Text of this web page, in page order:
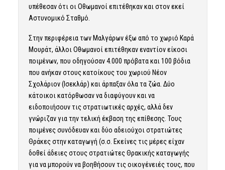
υπέθεσαν ότι οι Οθωμανοί επιτέθηκαν και στον εκεί
Αστυνομικό Σταθμό.
Στην περιφέρεια των Μαλγάρων έξω από το χωριό Καρά
Μουράτ, άλλοι Οθωμανοί επιτέθηκαν εναντίον είκοσι
ποιμένων, που οδηγούσαν 4.000 πρόβατα και 100 βόδια
που ανήκαν στους κατοίκους του χωριού Νέον
Σχολάριον (Ισεκλάρ) και άρπαξαν όλα τα ζώα. Δύο
κάτοικοι κατόρθωσαν να διαφύγουν και να
ειδοποιήσουν τις στρατιωτικές αρχές, αλλά δεν
γνώριζαν για την τελική έκβαση της επίθεσης. Τους
ποιμένες συνόδευαν και δύο αδειούχοι στρατιώτες
Θράκες στην καταγωγή (σ.σ. Εκείνες τις μέρες είχαν
δοθεί άδειες στους στρατιώτες Θρακικής καταγωγής
για να μπορούν να βοηθήσουν τις οικογένειές τους, που